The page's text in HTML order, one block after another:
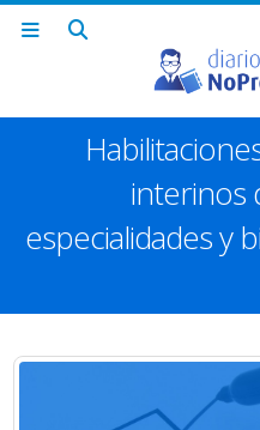
interinos
especialidades y